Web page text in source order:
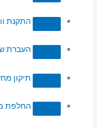
התקנת
העברת
תיקון
החלפת